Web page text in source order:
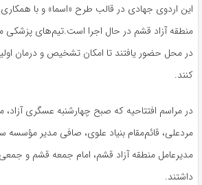
این اردوی جهادی در قالب طرح «اسما» و با
منطقه آزاد قشم در حال اجرا است.تیم‌های پزشکی
در محل حضور یافتند تا امکان تشخیص و درمان
کنند.
در مراسم افتتاحیه که صبح چهارشنبه عسگری آزاد،
مردعلی، قائم‌مقام بنیاد علوی، صافی مدیر مؤسسه
مدیرعامل منطقه آزاد قشم، امام جمعه قشم و
داشتند.